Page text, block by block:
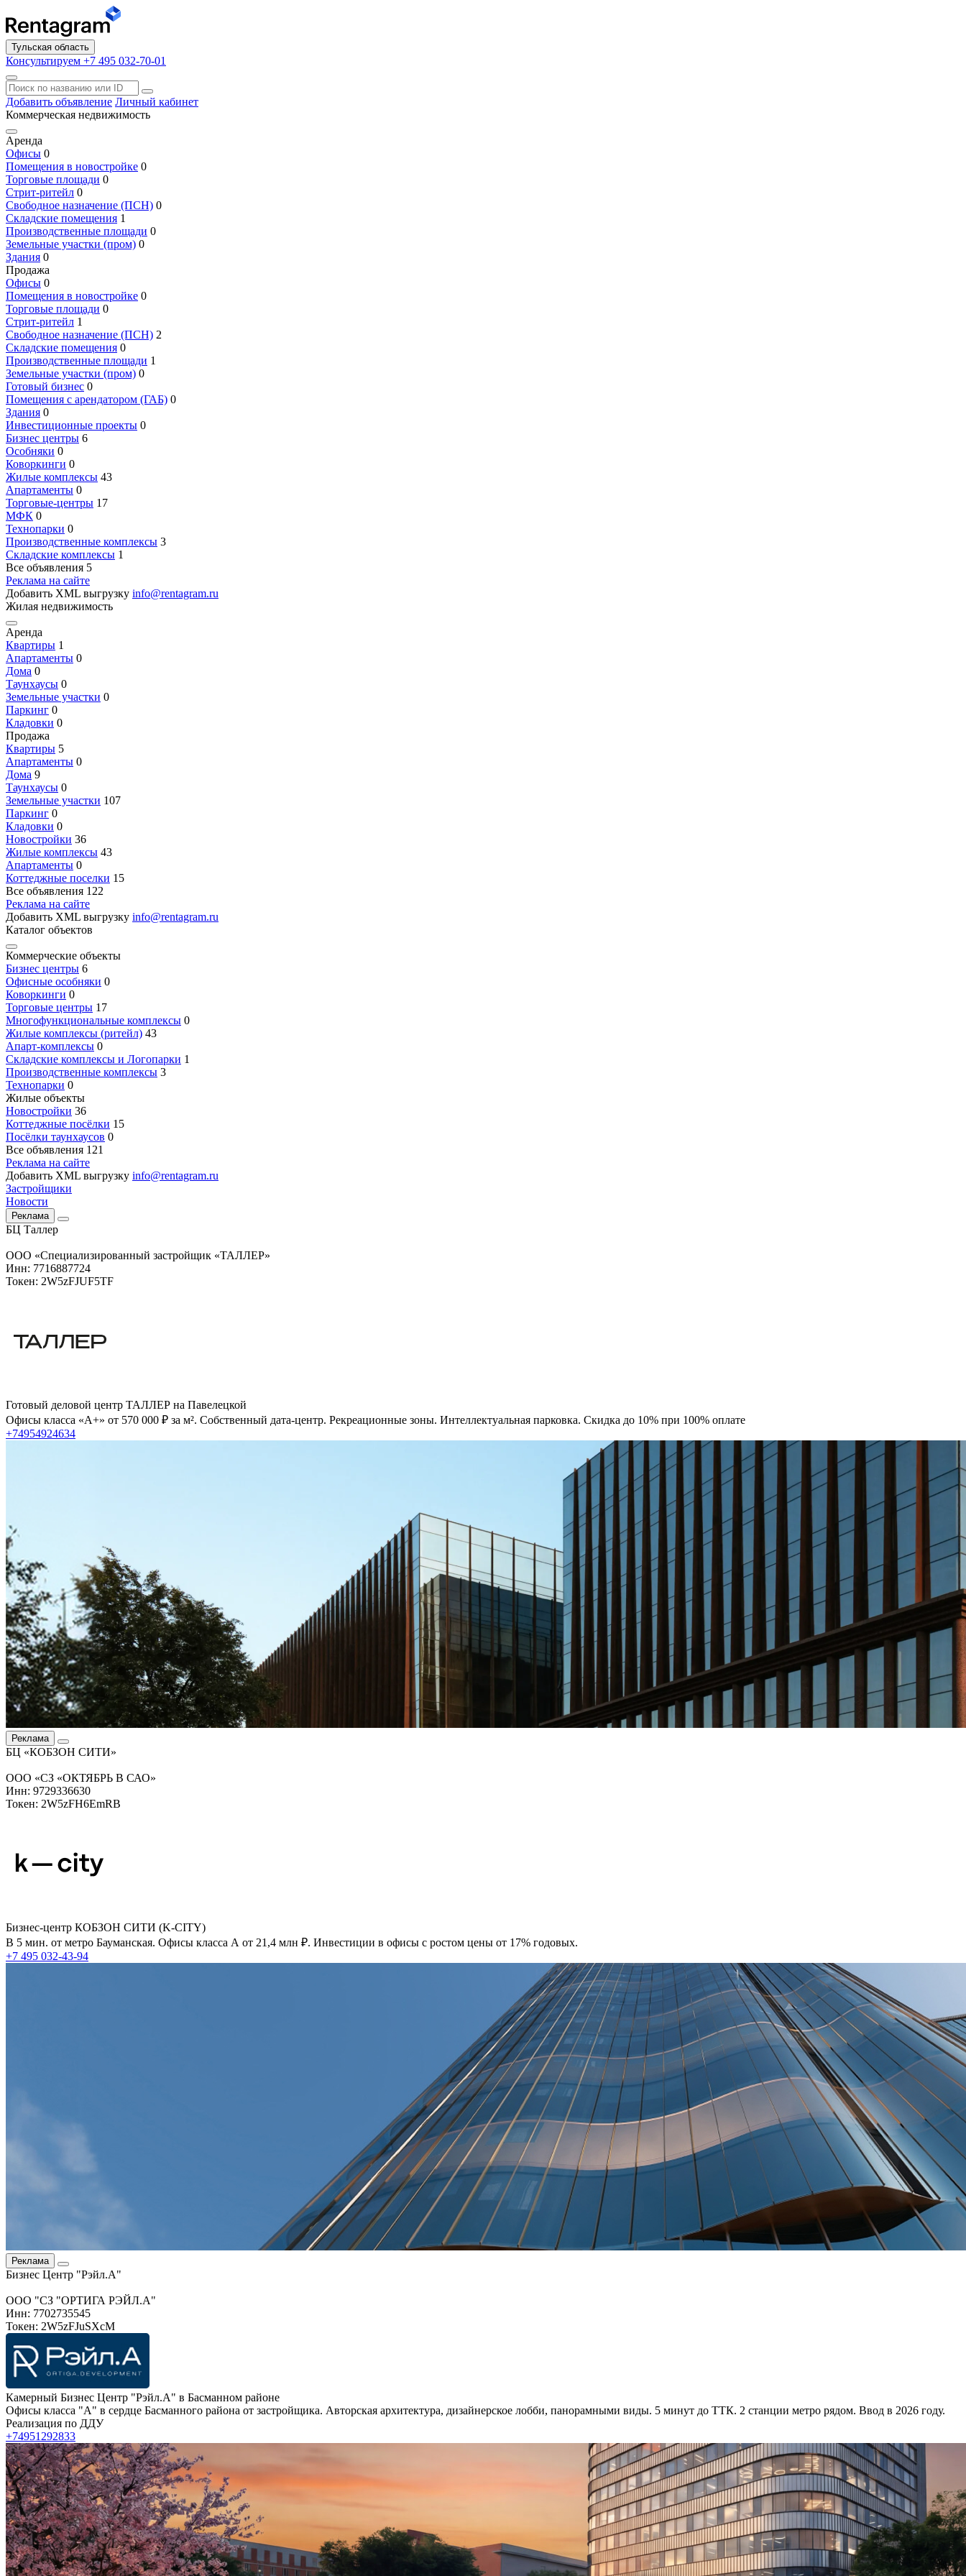
Тульская область
Консультируем +7 495 032-70-01
Добавить объявление Личный кабинет
Коммерческая недвижимость
Аренда
Офисы 0
Помещения в новостройке 0
Торговые площади 0
Стрит-ритейл 0
Свободное назначение (ПСН) 0
Складские помещения 1
Производственные площади 0
Земельные участки (пром) 0
Здания 0
Продажа
Офисы 0
Помещения в новостройке 0
Торговые площади 0
Стрит-ритейл 1
Свободное назначение (ПСН) 2
Складские помещения 0
Производственные площади 1
Земельные участки (пром) 0
Готовый бизнес 0
Помещения с арендатором (ГАБ) 0
Здания 0
Инвестиционные проекты 0
Бизнес центры 6
Особняки 0
Коворкинги 0
Жилые комплексы 43
Апартаменты 0
Торговые-центры 17
МФК 0
Технопарки 0
Производственные комплексы 3
Складские комплексы 1
Все объявления 5
Реклама на сайте
Добавить XML выгрузку info@rentagram.ru
Жилая недвижимость
Аренда
Квартиры 1
Апартаменты 0
Дома 0
Таунхаусы 0
Земельные участки 0
Паркинг 0
Кладовки 0
Продажа
Квартиры 5
Апартаменты 0
Дома 9
Таунхаусы 0
Земельные участки 107
Паркинг 0
Кладовки 0
Новостройки 36
Жилые комплексы 43
Апартаменты 0
Коттеджные поселки 15
Все объявления 122
Реклама на сайте
Добавить XML выгрузку info@rentagram.ru
Каталог объектов
Коммерческие объекты
Бизнес центры 6
Офисные особняки 0
Коворкинги 0
Торговые центры 17
Многофункциональные комплексы 0
Жилые комплексы (ритейл) 43
Апарт-комплексы 0
Складские комплексы и Логопарки 1
Производственные комплексы 3
Технопарки 0
Жилые объекты
Новостройки 36
Коттеджные посёлки 15
Посёлки таунхаусов 0
Все объявления 121
Реклама на сайте
Добавить XML выгрузку info@rentagram.ru
Застройщики
Новости
Реклама
БЦ Таллер
ООО «Специализированный застройщик «ТАЛЛЕР»
Инн: 7716887724
Токен: 2W5zFJUF5TF
Готовый деловой центр ТАЛЛЕР на Павелецкой
Офисы класса «А+» от 570 000 ₽ за м². Собственный дата-центр. Рекреационные зоны. Интеллектуальная парковка. Скидка до 10% при 100% оплате
+74954924634
Реклама
БЦ «КОБЗОН СИТИ»
ООО «СЗ «ОКТЯБРЬ В САО»
Инн: 9729336630
Токен: 2W5zFH6EmRB
Бизнес-центр КОБЗОН СИТИ (K-CITY)
В 5 мин. от метро Бауманская. Офисы класса А от 21,4 млн ₽. Инвестиции в офисы с ростом цены от 17% годовых.
+7 495 032-43-94
Реклама
Бизнес Центр "Рэйл.А"
ООО "СЗ "ОРТИГА РЭЙЛ.А"
Инн: 7702735545
Токен: 2W5zFJuSXcM
Камерный Бизнес Центр "Рэйл.А" в Басманном районе
Офисы класса "А" в сердце Басманного района от застройщика. Авторская архитектура, дизайнерское лобби, панорамными виды. 5 минут до ТТК. 2 станции метро рядом. Ввод в 2026 году.
Реализация по ДДУ
+74951292833